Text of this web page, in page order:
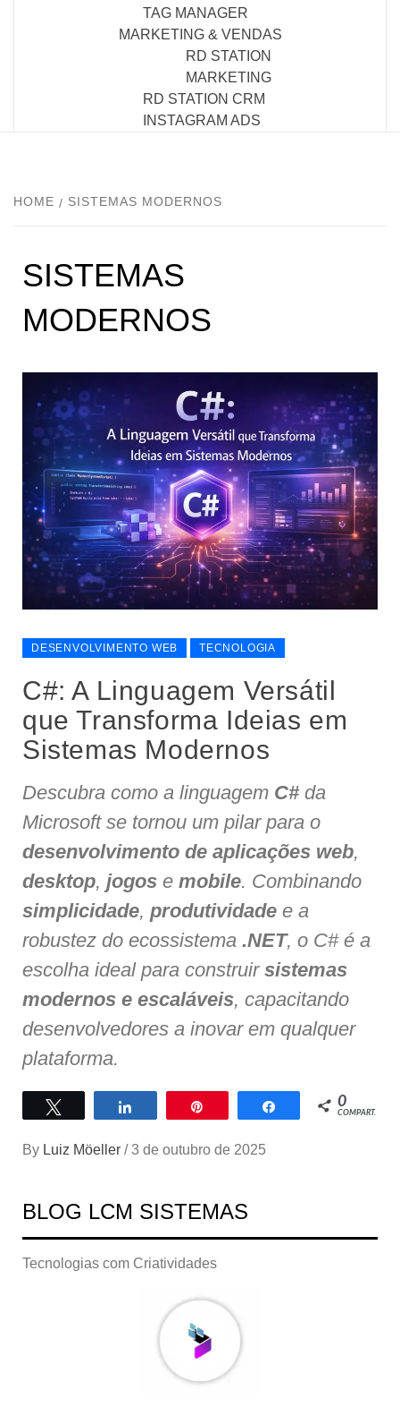
TAG MANAGER
MARKETING & VENDAS
RD STATION
MARKETING
RD STATION CRM
INSTAGRAM ADS
HOME SISTEMAS MODERNOS
SISTEMAS
MODERNOS
DESENVOLVIMENTO WEB TECNOLOGIA
C#: A Linguagem Versátil
que Transforma Ideias em
Sistemas Modernos
Descubra como a linguagem C#da
Microsoft se tornou um pilar para o
desenvolvimento de aplicações web,
desktop, jogos e mobile. Combinando
simplicidade, produtividade e a
robustez do ecossistema .NET, o C# é a
escolha ideal para construir sistemas
modernos e escaláveis, capacitando
desenvolvedores a inovar em qualquer
plataforma.
Compartilhar Compartilhar
0
COMPART.
By Luiz Möeller / 3 de outubro de 2025
BLOG LCM SISTEMAS
Tecnologias com Criatividades